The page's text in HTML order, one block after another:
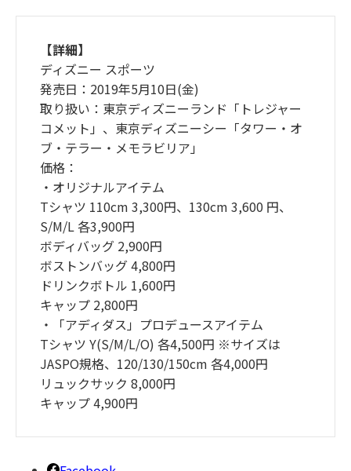
【詳細】
ディズニー スポーツ
発売日：2019年5月10日(金)
取り扱い：東京ディズニーランド「トレジャー
コメット」、東京ディズニーシー「タワー・オ
ブ・テラー・メモラビリア」
価格：
・オリジナルアイテム
Tシャツ 110cm 3,300円、130cm 3,600 円、
S/M/L 各3,900円
ボディバッグ 2,900円
ボストンバッグ 4,800円
ドリンクボトル 1,600円
キャップ 2,800円
・「アディダス」プロデュースアイテム
Tシャツ Y(S/M/L/O) 各4,500円 ※サイズは
JASPO規格、120/130/150cm 各4,000円
リュックサック 8,000円
キャップ 4,900円